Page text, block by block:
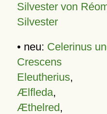
Silvester von
Silvester
• neu: Celerinus
Crescens
Eleutherius,
Ælfleda,
Æthelred,